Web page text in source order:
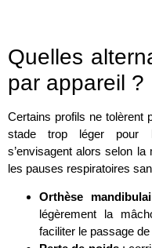
Quelles
par appareil ?
Certains profils ne tolèrent
stade trop léger pour
s’envisagent alors selon
les pauses respiratoires
Orthèse
légèrement la
faciliter le passage de